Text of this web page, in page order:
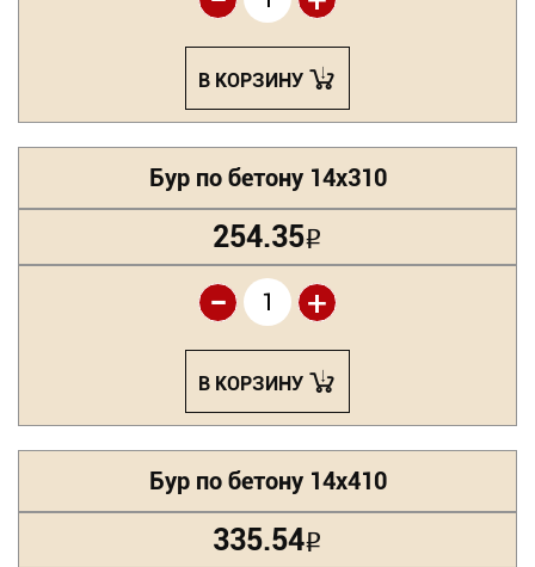
В КОРЗИНУ
Бур по бетону 14х310
254.35Р
+
-
В КОРЗИНУ
Бур по бетону 14х410
335.54Р